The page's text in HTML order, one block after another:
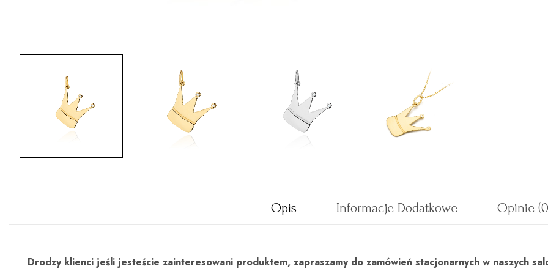
Opis Informacje Dodatkowe Opinie
Drodzy klienci jeśli jesteście zainteresowani produktem, zapraszamy do zamówień stacjonarnych w naszych